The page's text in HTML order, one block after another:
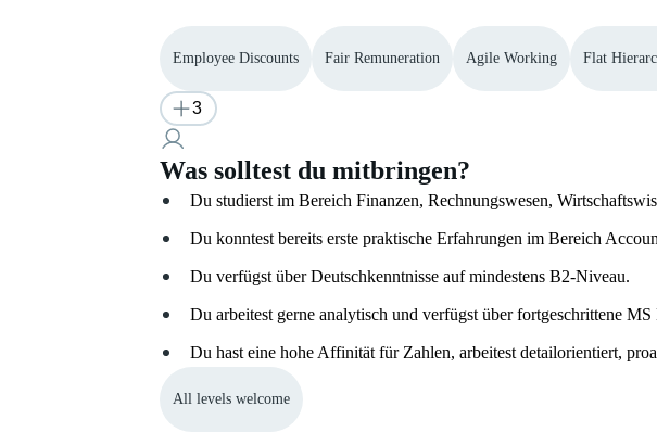
Employee Discounts Fair Remuneration Agile Working Flat
3
Was solltest du mitbringen?
Du studierst im Bereich Finanzen, Rechnungswesen,
Du konntest bereits erste praktische Erfahrungen im Bereich
Du verfügst über Deutschkenntnisse auf mindestens B2-Niveau.
Du arbeitest gerne analytisch und verfügst über fortgeschrittene
Du hast eine hohe Affinität für Zahlen, arbeitest detailorientiert,
All levels welcome